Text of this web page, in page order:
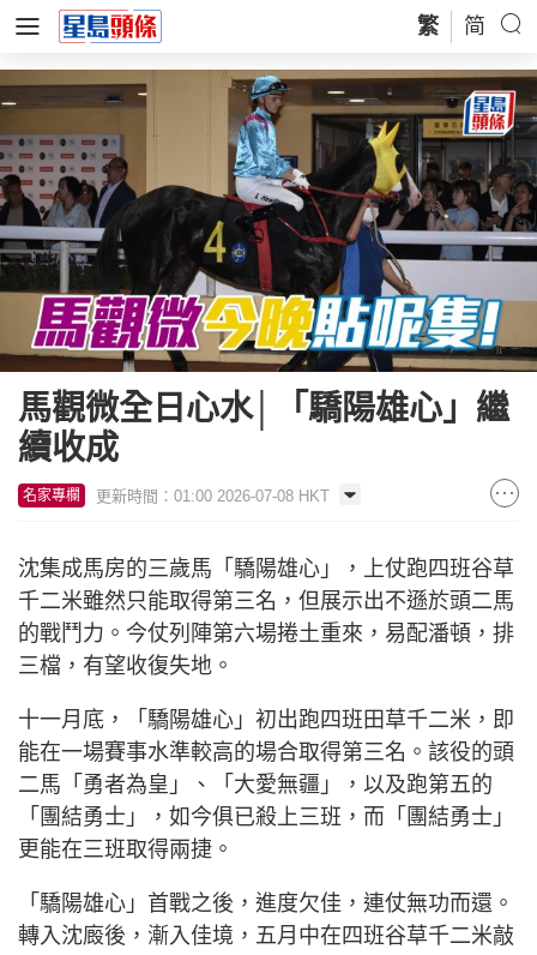
繁 简
馬觀微全日心水│「驕陽雄心」繼
續收成
名家專欄 更新時間：01:00 2026-07-08 HKT
沈集成馬房的三歲馬「驕陽雄心」，上仗跑四班谷草
千二米雖然只能取得第三名，但展示出不遜於頭二馬
的戰鬥力。今仗列陣第六場捲土重來，易配潘頓，排
三檔，有望收復失地。
十一月底，「驕陽雄心」初出跑四班田草千二米，即
能在一場賽事水準較高的場合取得第三名。該役的頭
二馬「勇者為皇」、「大愛無疆」，以及跑第五的
「團結勇士」，如今俱已殺上三班，而「團結勇士」
更能在三班取得兩捷。
「驕陽雄心」首戰之後，進度欠佳，連仗無功而還。
轉入沈廄後，漸入佳境，五月中在四班谷草千二米敲